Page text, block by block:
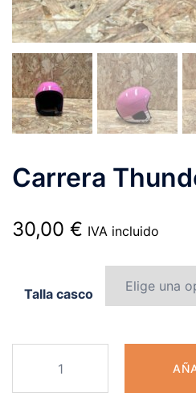
Carrera
30,00 € IVA incluido
Talla casco
2